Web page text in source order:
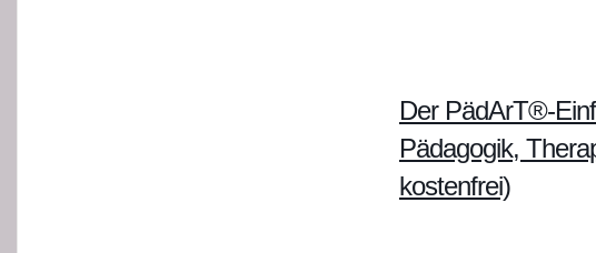
Der PädArT®-
Pädagogik,
kostenfrei)